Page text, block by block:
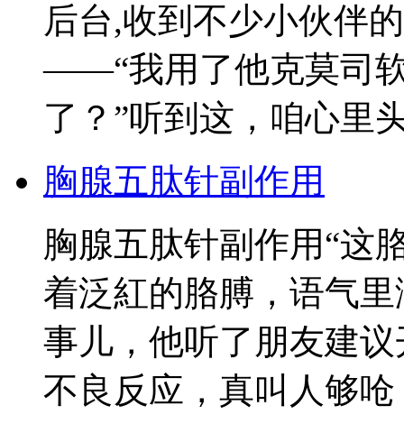
后台,收到不少小伙伴
——“我用了他克莫司
了？”听到这，咱心里
胸腺五肽针副作用
胸腺五肽针副作用“这
着泛紅的胳膊，语气
事儿，他听了朋友建
不良反应，真叫人够呛